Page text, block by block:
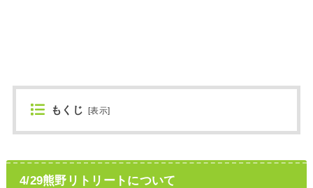
もくじ [表示]
4/29熊野リトリートについて